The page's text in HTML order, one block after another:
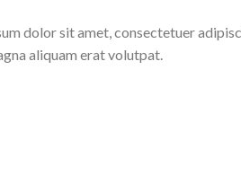
dolor sit amet, consectetuer
aliquam erat volutpat.